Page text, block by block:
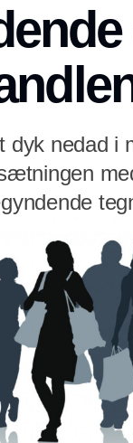
dyk nedad i